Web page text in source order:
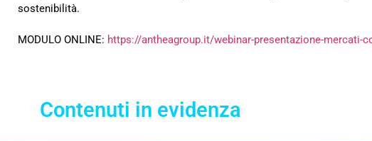
sostenibilità.
MODULO ONLINE: https://antheagroup.it/webinar-presentazione-mercati-
Contenuti in evidenza